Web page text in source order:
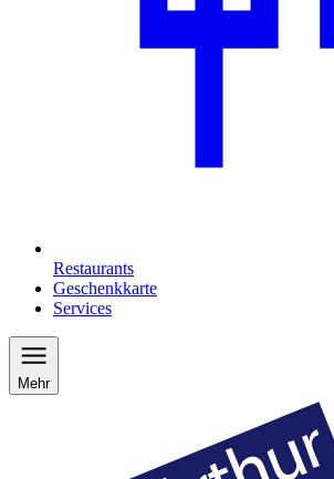
Restaurants
Geschenkkarte
Services
Mehr